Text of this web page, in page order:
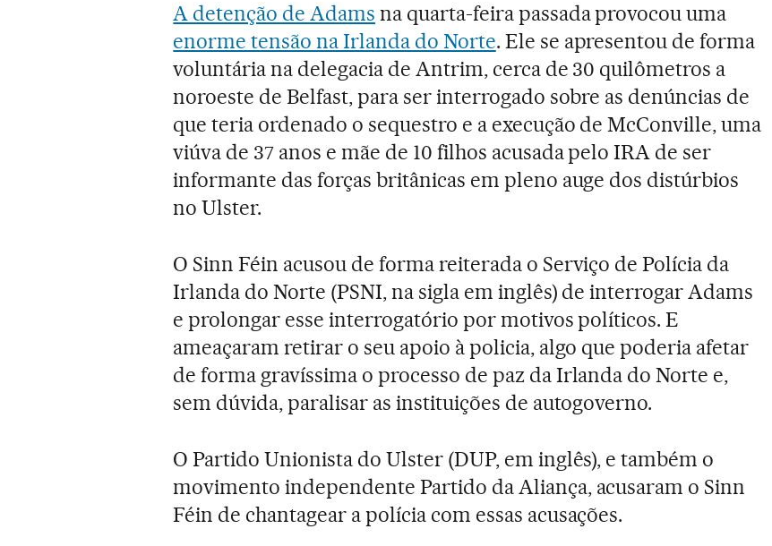
A detenção de Adams na quarta-feira passada provocou uma
enorme tensão na Irlanda do Norte. Ele se apresentou de forma
voluntária na delegacia de Antrim, cerca de 30 quilômetros a
noroeste de Belfast, para ser interrogado sobre as denúncias de
que teria ordenado o sequestro e a execução de McConville, uma
viúva de 37 anos e mãe de 10 filhos acusada pelo IRA de ser
informante das forças britânicas em pleno auge dos distúrbios
no Ulster.
O Sinn Féin acusou de forma reiterada o Serviço de Polícia da
Irlanda do Norte (PSNI, na sigla em inglês) de interrogar Adams
e prolongar esse interrogatório por motivos políticos. E
ameaçaram retirar o seu apoio à policia, algo que poderia afetar
de forma gravíssima o processo de paz da Irlanda do Norte e,
sem dúvida, paralisar as instituições de autogoverno.
O Partido Unionista do Ulster (DUP, em inglês), e também o
movimento independente Partido da Aliança, acusaram o Sinn
Féin de chantagear a polícia com essas acusações.